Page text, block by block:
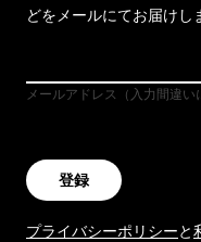
どをメールにてお届けし
メールアドレス（入力間違い
登録
プライバシーポリシーと